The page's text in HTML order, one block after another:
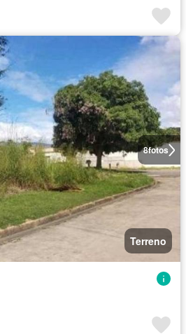
8fotos
Terreno